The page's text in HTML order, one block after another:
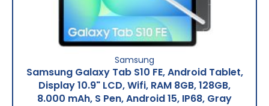
Samsung
Samsung Galaxy Tab S10 FE, Android Tablet,
Display 10.9" LCD, Wifi, RAM 8GB, 128GB,
8.000 mAh, S Pen, Android 15, IP68, Gray